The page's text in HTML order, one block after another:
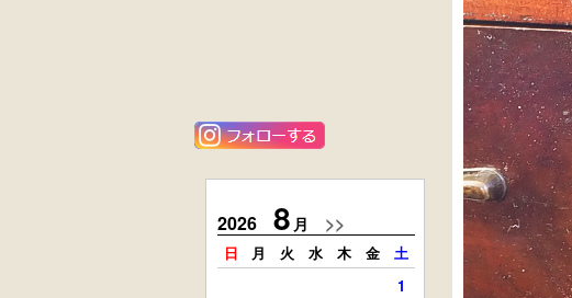
2026 8 月 >>
日 月 火 水 木 金
土
1
2026 9月 <<
月 火 水 木
1
2 3